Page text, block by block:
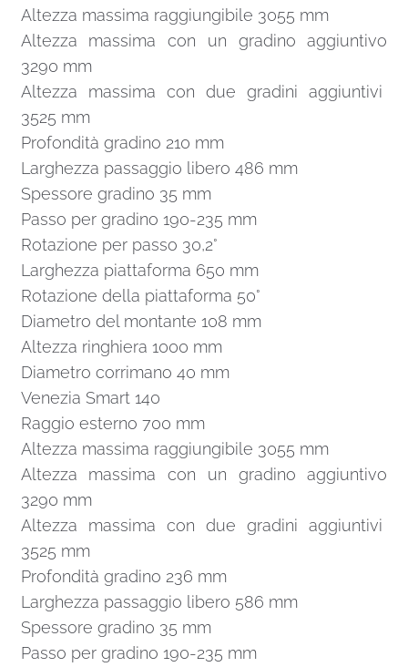
Altezza massima raggiungibile 3055 mm
Altezza massima con un gradino aggiuntivo
3290 mm
Altezza massima con due gradini aggiuntivi
3525 mm
Profondità gradino 210 mm
Larghezza passaggio libero 486 mm
Spessore gradino 35 mm
Passo per gradino 190-235 mm
Rotazione per passo 30,2°
Larghezza piattaforma 650 mm
Rotazione della piattaforma 50°
Diametro del montante 108 mm
Altezza ringhiera 1000 mm
Diametro corrimano 40 mm
Venezia Smart 140
Raggio esterno 700 mm
Altezza massima raggiungibile 3055 mm
Altezza massima con un gradino aggiuntivo
3290 mm
Altezza massima con due gradini aggiuntivi
3525 mm
Profondità gradino 236 mm
Larghezza passaggio libero 586 mm
Spessore gradino 35 mm
Passo per gradino 190-235 mm